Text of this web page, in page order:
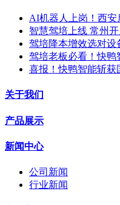
AI机器人上岗！西
智慧驾培上线 常州
驾培降本增效选对设
驾培老板必看！快鸭
喜报！快鸭智能斩获
关于我们
产品展示
新闻中心
公司新闻
行业新闻